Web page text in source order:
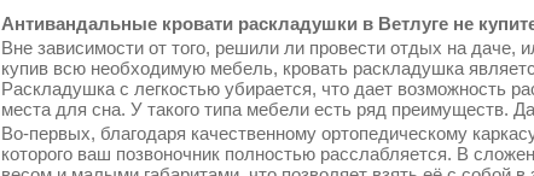
Антивандальные кровати раскладушки в Ветлуге не
Вне зависимости от того, решили ли провести отдых на
купив всю необходимую мебель, кровать раскладушка
Раскладушка с легкостью убирается, что дает возможность
места для сна. У такого типа мебели есть ряд преимуществ.
Во-первых, благодаря качественному ортопедическому
которого ваш позвоночник полностью расслабляется. В